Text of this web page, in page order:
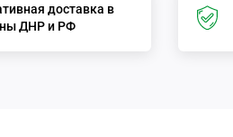
доставка в
ДНР и РФ